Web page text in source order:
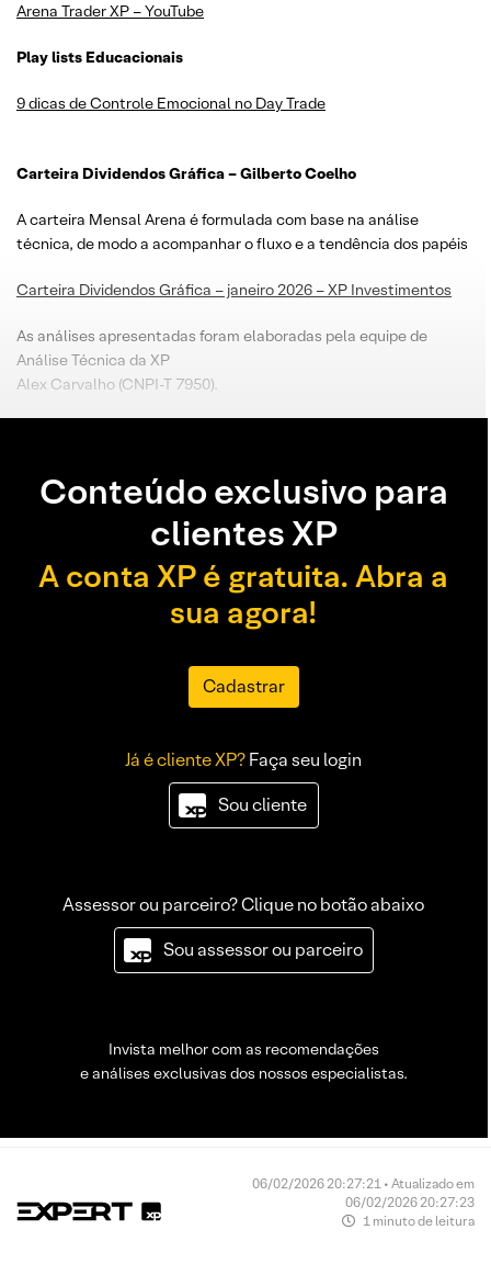
Arena Trader XP – YouTube
Play lists Educacionais
9 dicas de Controle Emocional no Day Trade
Carteira Dividendos Gráfica – Gilberto Coelho
A carteira Mensal Arena é formulada com base na análise
técnica, de modo a acompanhar o fluxo e a tendência dos papéis
Carteira Dividendos Gráfica – janeiro 2026 – XP Investimentos
As análises apresentadas foram elaboradas pela equipe de
Análise Técnica da XP
Alex Carvalho (CNPI-T 7950).
Conteúdo exclusivo para
clientes XP
A conta XP é gratuita. Abra a
sua agora!
Cadastrar
Já é cliente XP?Faça seu login
Sou cliente
Assessor ou parceiro? Clique no botão abaixo
Sou assessor ou parceiro
Invista melhor com as recomendações
e análises exclusivas dos nossos especialistas.
06/02/2026 20:27:21 • Atualizado em
06/02/2026 20:27:23
1 minuto de leitura